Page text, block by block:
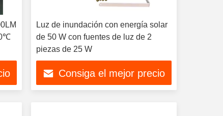
Luz de inundación con energía solar
de 50 W con fuentes de luz de 2
piezas de 25 W
Consiga el mejor precio